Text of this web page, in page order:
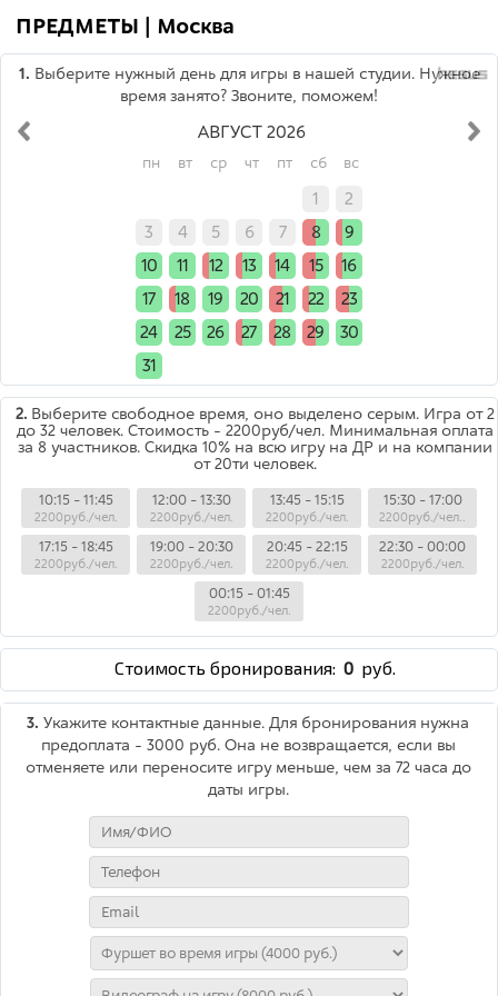
ПРЕДМЕТЫ | Москва
1. Выберите нужный день для игры в нашей студии. Нужное
время занято? Звоните, поможем!
АВГУСТ 2026
пн вт ср чт пт сб вс
1
2
3
4 5 6 7 8
9
10
11 12 13 14 15
16
17
18 19 20 21 22
23
24
25 26 27 28 29
30
31
2.Выберите свободное время, оно выделено серым. Игра от 2
до 32 человек. Стоимость - 2200руб/чел. Минимальная оплата
за 8 участников. Скидка 10% на всю игру на ДР и на компании
от 20ти человек.
10:15 - 11:45
2200руб./чел.
12:00 - 13:30
2200руб./чел.
13:45 - 15:15
2200руб./чел.
15:30 - 17:00
2200руб./чел..
17:15 - 18:45
2200руб./чел.
19:00 - 20:30
2200руб./чел.
20:45 - 22:15
2200руб./чел.
22:30 - 00:00
2200руб./чел.
00:15 - 01:45
2200руб./чел.
Стоимость бронирования: 0 руб.
3. Укажите контактные данные. Для бронирования нужна
предоплата - 3000 руб. Она не возвращается, если вы
отменяете или переносите игру меньше, чем за 72 часа до
даты игры.